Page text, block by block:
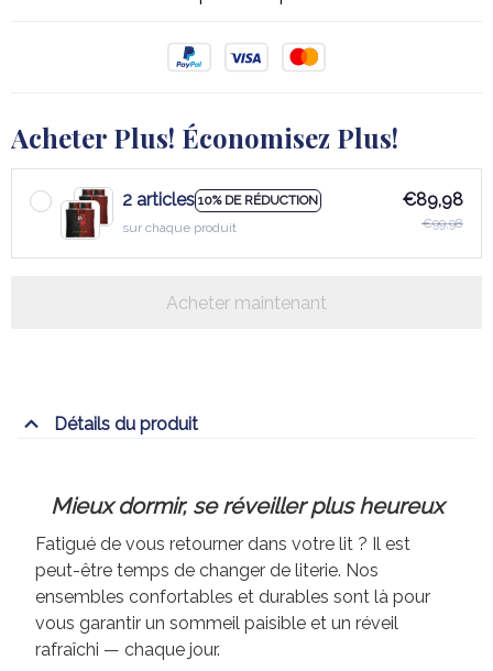
Acheter Plus! Économisez Plus!
sur chaque produit
Acheter maintenant
ensembles confortables et durables sont là pour
vous garantir un sommeil paisible et un réveil
rafraîchi — chaque jour.
📋 Spécifications du produit
Caractéristique Détails